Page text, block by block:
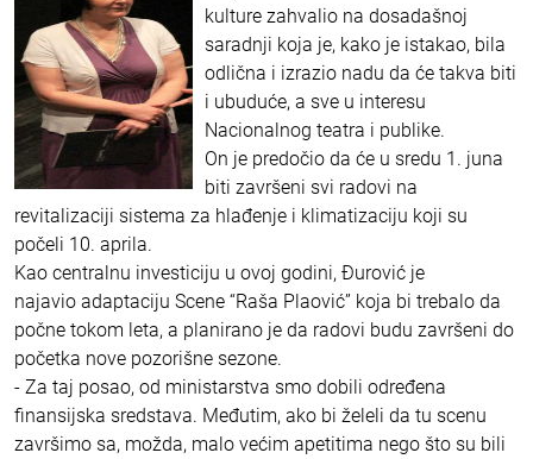
kulture zahvalio na dosadašnoj
saradnji koja je, kako je istakao, bila
odlična i izrazio nadu da će takva biti
i ubuduće, a sve u interesu
Nacionalnog teatra i publike.
On je predočio da će u sredu 1. juna
biti završeni svi radovi na
revitalizaciji sistema za hlađenje i klimatizaciju koji su
počeli 10. aprila.
Kao centralnu investiciju u ovoj godini, Đurović je
najavio adaptaciju Scene “Raša Plaović” koja bi trebalo da
počne tokom leta, a planirano je da radovi budu završeni do
početka nove pozorišne sezone.
- Za taj posao, od ministarstva smo dobili određena
finansijska sredstava. Međutim, ako bi želeli da tu scenu
završimo sa, možda, malo većim apetitima nego što su bili